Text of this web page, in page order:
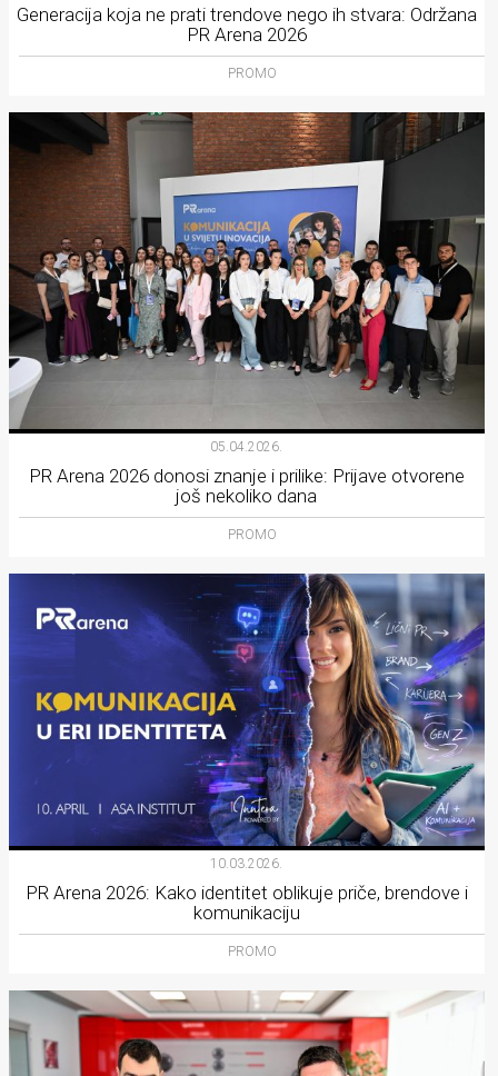
Generacija koja ne prati trendove nego ih stvara: Održana
PR Arena 2026
PROMO
05.04.2026.
PR Arena 2026 donosi znanje i prilike: Prijave otvorene
još nekoliko dana
PROMO
10.03.2026.
PR Arena 2026: Kako identitet oblikuje priče, brendove i
komunikaciju
PROMO